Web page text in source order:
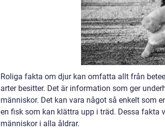
Roliga fakta om djur kan omfatta allt från
arter besitter. Det är information som ger
människor. Det kan vara något så enkelt som
en fisk som kan klättra upp i träd. Dessa fakta
människor i alla åldrar.